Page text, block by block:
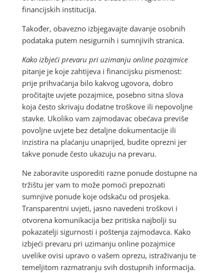
financijskih institucija.
Također, obavezno izbjegavajte davanje osobnih
podataka putem nesigurnih i sumnjivih stranica.
Kako izbjeći prevaru pri uzimanju online pozajmice
pitanje je koje zahtijeva i financijsku pismenost:
prije prihvaćanja bilo kakvog ugovora, dobro
pročitajte uvjete pozajmice, posebno sitna slova
koja često skrivaju dodatne troškove ili nepovoljne
stavke. Ukoliko vam zajmodavac obećava previše
povoljne uvjete bez detaljne dokumentacije ili
inzistira na plaćanju unaprijed, budite oprezni jer
takve ponude često ukazuju na prevaru.
Ne zaboravite usporediti razne ponude dostupne na
tržištu jer vam to može pomoći prepoznati
sumnjive ponude koje odskaču od prosjeka.
Transparentni uvjeti, jasno navedeni troškovi i
otvorena komunikacija bez pritiska najbolji su
pokazatelji sigurnosti i poštenja zajmodavca. Kako
izbjeći prevaru pri uzimanju online pozajmice
uvelike ovisi upravo o vašem oprezu, istraživanju te
temeljitom razmatranju svih dostupnih informacija.